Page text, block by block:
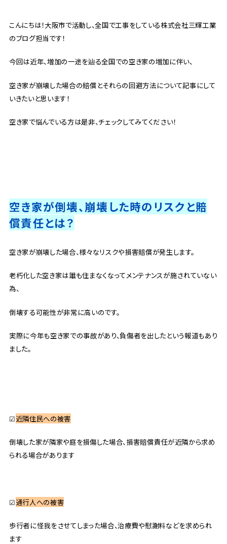
こんにちは！大阪市で活動し、全国で工事をしている株式会社三輝工業
のブログ担当です！
今回は近年、増加の一途を辿る全国での空き家の増加に伴い、
空き家が崩壊した場合の賠償とそれらの回避方法について記事にして
いきたいと思います！
空き家で悩んでいる方は是非、チェックしてみてください！
空き家が倒壊、崩壊した時のリスクと賠
償責任とは？
空き家が崩壊した場合、様々なリスクや損害賠償が発生します。
老朽化した空き家は誰も住まなくなってメンテナンスが施されていない
為、
倒壊する可能性が非常に高いのです。
実際に今年も空き家での事故があり、負傷者を出したという報道もあり
ました。
☑近隣住民への被害
倒壊した家が隣家や庭を損傷した場合、損害賠償責任が近隣から求め
られる場合があります
☑通行人への被害
歩行者に怪我をさせてしまった場合、治療費や慰謝料などを求められ
ます